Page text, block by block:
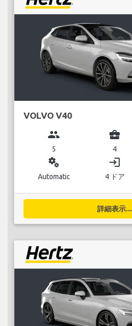
VOLVO V40
group
5
business_center
4
miscellaneous_services
Automatic
login
4 ドア
詳細表示...